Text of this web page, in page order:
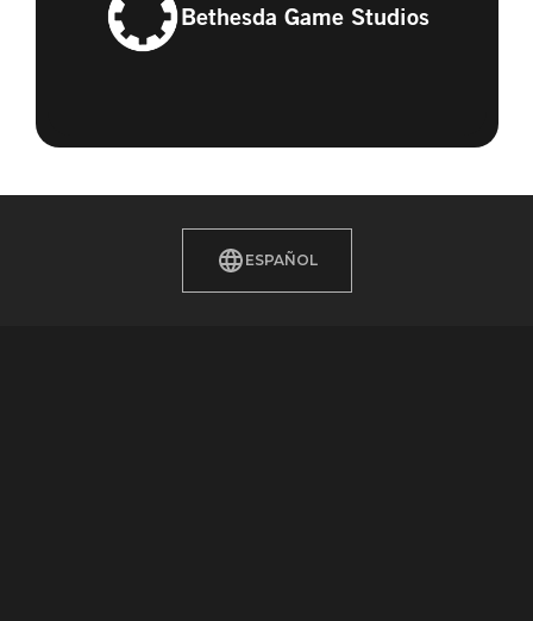
Bethesda Game Studios
ESPAÑOL